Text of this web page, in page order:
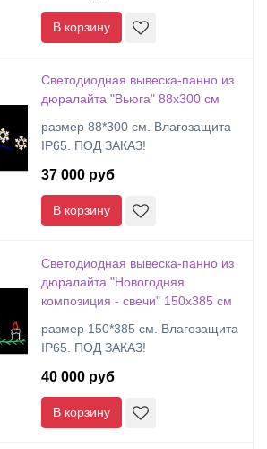
В корзину
Cветодиодная вывеска-панно из
дюралайта "Вьюга" 88х300 см
размер 88*300 см. Влагозащита
IP65. ПОД ЗАКАЗ!
37 000 руб
В корзину
Cветодиодная вывеска-панно из
дюралайта "Новогодняя
композиция - свечи" 150х385 см
размер 150*385 см. Влагозащита
IP65. ПОД ЗАКАЗ!
40 000 руб
В корзину